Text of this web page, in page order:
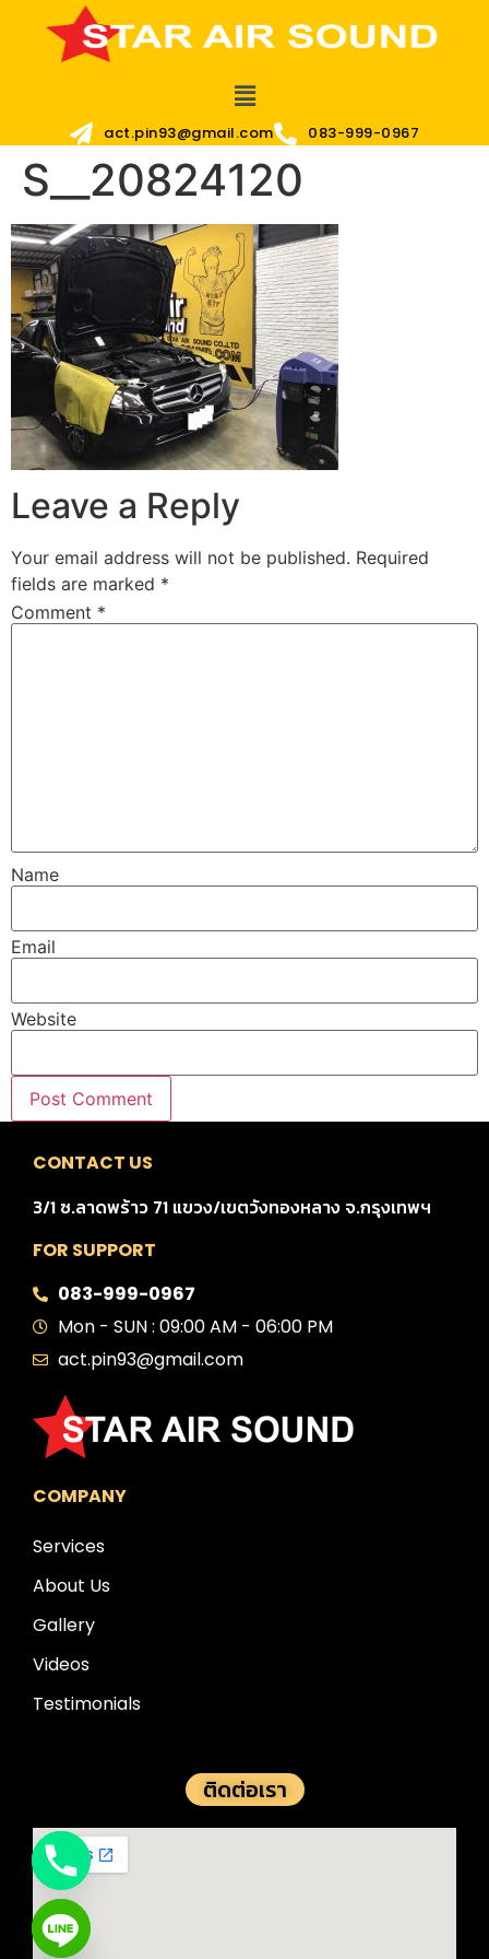
act.pin93@gmail.com 083-999-0967
S__20824120
Leave a Reply
Your email address will not be published. Required
fields are marked *
Comment *
Name
Email
Website
CONTACT US
3/1 ซ.ลาดพร้าว 71 แขวง/เขตวังทองหลาง จ.กรุงเทพฯ
FOR SUPPORT
083-999-0967
Mon - SUN : 09:00 AM - 06:00 PM
act.pin93@gmail.com
COMPANY
Services
About Us
Gallery
Videos
Testimonials
ติดต่อเรา
chaty